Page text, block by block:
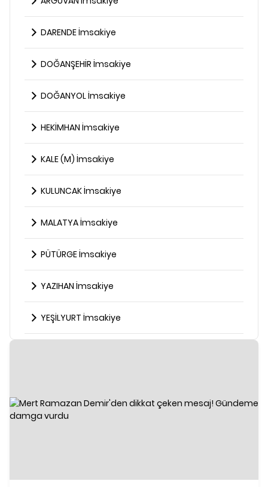
DARENDE İmsakiye
DOĞANŞEHİR İmsakiye
DOĞANYOL İmsakiye
HEKİMHAN İmsakiye
KALE (M) İmsakiye
KULUNCAK İmsakiye
MALATYA İmsakiye
PÜTÜRGE İmsakiye
YAZIHAN İmsakiye
YEŞİLYURT İmsakiye